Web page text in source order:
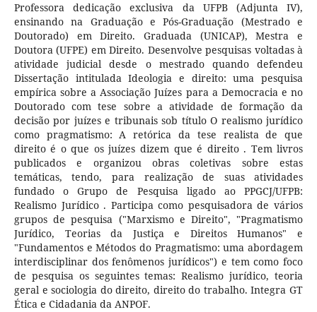
Professora dedicação exclusiva da UFPB (Adjunta IV),
ensinando na Graduação e Pós-Graduação (Mestrado e
Doutorado) em Direito. Graduada (UNICAP), Mestra e
Doutora (UFPE) em Direito. Desenvolve pesquisas voltadas à
atividade judicial desde o mestrado quando defendeu
Dissertação intitulada Ideologia e direito: uma pesquisa
empírica sobre a Associação Juízes para a Democracia e no
Doutorado com tese sobre a atividade de formação da
decisão por juízes e tribunais sob título O realismo jurídico
como pragmatismo: A retórica da tese realista de que
direito é o que os juízes dizem que é direito . Tem livros
publicados e organizou obras coletivas sobre estas
temáticas, tendo, para realização de suas atividades
fundado o Grupo de Pesquisa ligado ao PPGCJ/UFPB:
Realismo Jurídico . Participa como pesquisadora de vários
grupos de pesquisa ("Marxismo e Direito", "Pragmatismo
Jurídico, Teorias da Justiça e Direitos Humanos" e
"Fundamentos e Métodos do Pragmatismo: uma abordagem
interdisciplinar dos fenômenos jurídicos") e tem como foco
de pesquisa os seguintes temas: Realismo jurídico, teoria
geral e sociologia do direito, direito do trabalho. Integra GT
Ética e Cidadania da ANPOF.